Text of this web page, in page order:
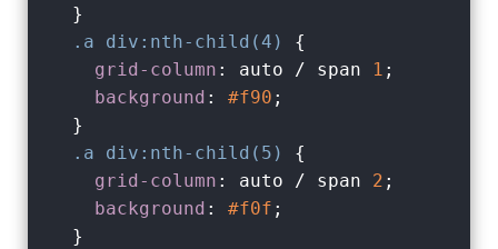
  }
.a
div :nth-child(4)
{
grid-column : auto / span 1 ;
background : #f90 ;
  }
.a
div :nth-child(5)
{
grid-column : auto / span 2 ;
background : #f0f ;
  }